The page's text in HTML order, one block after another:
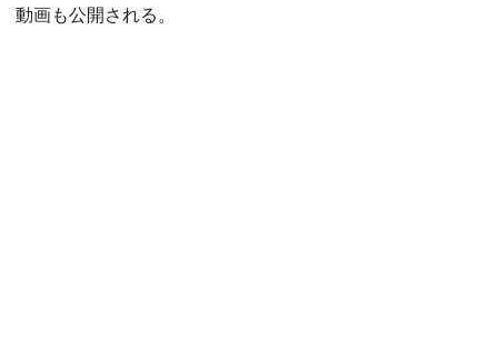
動画も公開される。